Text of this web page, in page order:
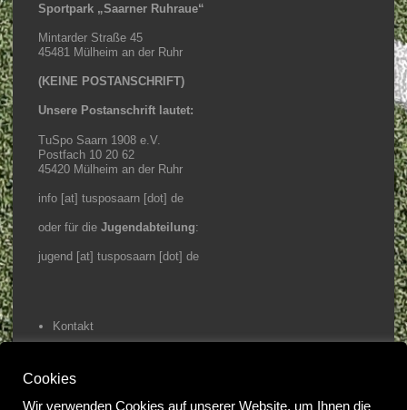
Sportpark „Saarner Ruhraue“
Mintarder Straße 45
45481 Mülheim an der Ruhr
(KEINE POSTANSCHRIFT)
Unsere Postanschrift lautet:
TuSpo Saarn 1908 e.V.
Postfach 10 20 62
45420 Mülheim an der Ruhr
info [at] tusposaarn [dot] de
oder für die Jugendabteilung:
jugend [at] tusposaarn [dot] de
Kontakt
Home
Cookies
Wir verwenden Cookies auf unserer Website, um Ihnen die